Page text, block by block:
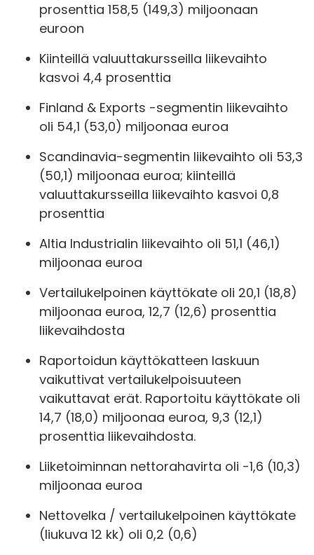
prosenttia 158,5 (149,3) miljoonaan
euroon
Kiinteillä valuuttakursseilla liikevaihto
kasvoi 4,4 prosenttia
Finland & Exports -segmentin liikevaihto
oli 54,1 (53,0) miljoonaa euroa
Scandinavia-segmentin liikevaihto oli 53,3
(50,1) miljoonaa euroa; kiinteillä
valuuttakursseilla liikevaihto kasvoi 0,8
prosenttia
Altia Industrialin liikevaihto oli 51,1 (46,1)
miljoonaa euroa
Vertailukelpoinen käyttökate oli 20,1 (18,8)
miljoonaa euroa, 12,7 (12,6) prosenttia
liikevaihdosta
Raportoidun käyttökatteen laskuun
vaikuttivat vertailukelpoisuuteen
vaikuttavat erät. Raportoitu käyttökate oli
14,7 (18,0) miljoonaa euroa, 9,3 (12,1)
prosenttia liikevaihdosta.
Liiketoiminnan nettorahavirta oli -1,6 (10,3)
miljoonaa euroa
Nettovelka / vertailukelpoinen käyttökate
(liukuva 12 kk) oli 0,2 (0,6)